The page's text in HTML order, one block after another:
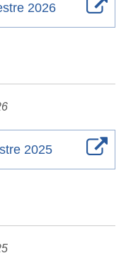
2026
2025